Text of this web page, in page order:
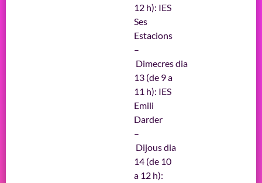
12 h): IES
Ses
Estacions
–
Dimecres dia
13 (de 9 a
11 h): IES
Emili
Darder
–
Dijous dia
14 (de 10
a 12 h):